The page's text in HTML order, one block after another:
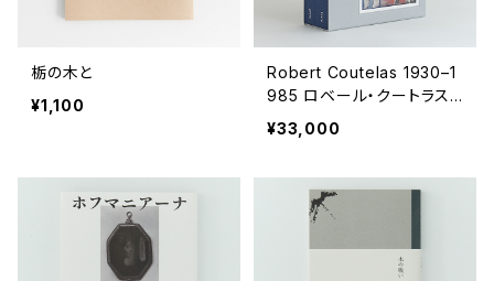
栃の木と
¥1,100
Robert Coutelas 1930–1
985 ロベール・クートラス
作品集 ある画家の仕事
¥33,000